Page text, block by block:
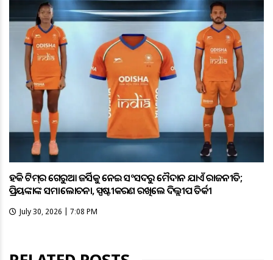
ହକି ଟିମ୍‌ର ଗେରୁଆ ଜର୍ସିକୁ ନେଇ ସଂସଦରୁ ମୈଦାନ ଯାଏଁ ରାଜନୀତି;
ପ୍ରିୟଙ୍କାଙ୍କ ସମାଲୋଚନା, ସ୍ପଷ୍ଟୀକରଣ ରଖିଲେ ଦିଲ୍ଲୀପ ତିର୍କୀ
July 30, 2026 | 7:08 PM